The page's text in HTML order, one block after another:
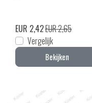
EUR 2,42EUR 2,65
Vergelijk
Bekijken